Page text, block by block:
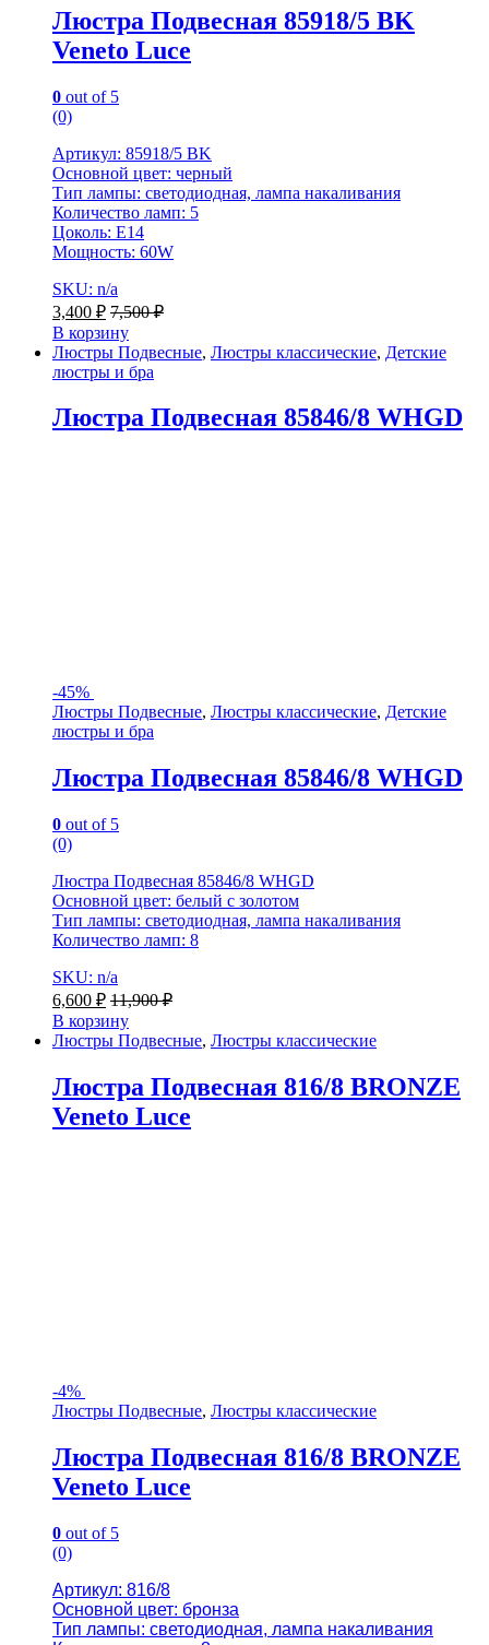
Люстра Подвесная 85918/5 BK
Veneto Luce
0 out of 5
(0)
Артикул: 85918/5 BK
Основной цвет: черный
Тип лампы: светодиодная, лампа накаливания
Количество ламп: 5
Цоколь: Е14
Мощность: 60W
SKU: n/a
3,400 ₽ 7,500₽
В корзину
Люстры Подвесные, Люстры классические, Детские
люстры и бра
Люстра Подвесная 85846/8 WHGD
-45%
Люстры Подвесные, Люстры классические, Детские
люстры и бра
Люстра Подвесная 85846/8 WHGD
0 out of 5
(0)
Люстра Подвесная 85846/8 WHGD
Основной цвет: белый с золотом
Тип лампы: светодиодная, лампа накаливания
Количество ламп: 8
SKU: n/a
6,600 ₽ 11,900₽
В корзину
Люстры Подвесные, Люстры классические
Люстра Подвесная 816/8 BRONZE
Veneto Luce
-4%
Люстры Подвесные, Люстры классические
Люстра Подвесная 816/8 BRONZE
Veneto Luce
0 out of 5
(0)
Артикул: 816/8
Основной цвет: бронза
Тип лампы: светодиодная, лампа накаливания